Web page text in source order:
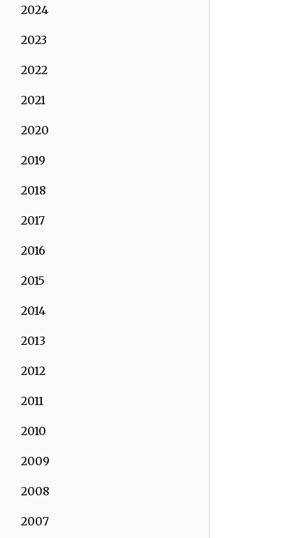
2024
2023
2022
2021
2020
2019
2018
2017
2016
2015
2014
2013
2012
2011
2010
2009
2008
2007